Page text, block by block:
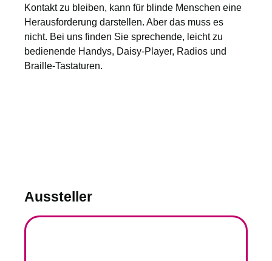
Kontakt zu bleiben, kann für blinde Menschen eine
Herausforderung darstellen. Aber das muss es
nicht. Bei uns finden Sie sprechende, leicht zu
bedienende Handys, Daisy-Player, Radios und
Braille-Tastaturen.
Aussteller